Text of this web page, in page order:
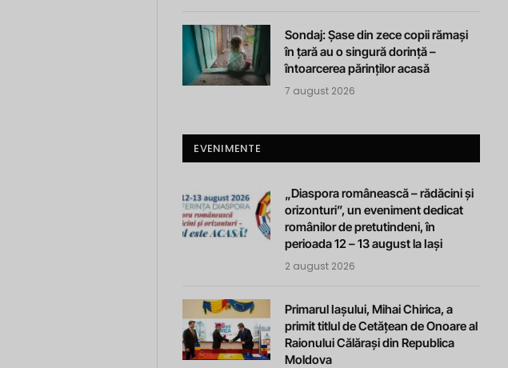
Sondaj: Șase din zece copii rămași
în țară au o singură dorință –
întoarcerea părinților acasă
7 august 2026
EVENIMENTE
„Diaspora românească – rădăcini și
orizonturi”, un eveniment dedicat
românilor de pretutindeni, în
perioada 12 – 13 august la Iași
2 august 2026
Primarul Iașului, Mihai Chirica, a
primit titlul de Cetățean de Onoare al
Raionului Călărași din Republica
Moldova